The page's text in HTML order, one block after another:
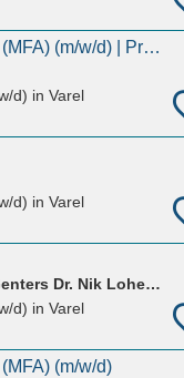
Medizinische Fachangestellte (MFA) (m/w/d) | Praxis für Kinder- und Jugendmedizin
d) in Varel
d) in Varel
Dr. Andreas Klose Dr. Karsten Genters Dr. Nik Lohe Björn Dahl
d) in Varel
(m/w/d)